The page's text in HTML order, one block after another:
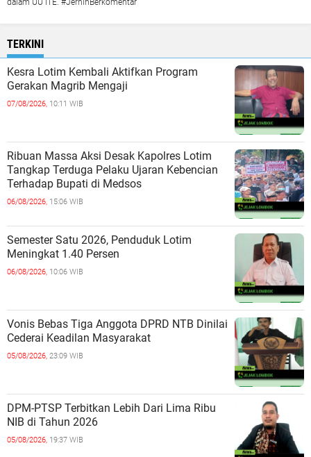
TERKINI
Kesra Lotim Kembali Aktifkan Program
Gerakan Magrib Mengaji
07/08/2026, 10:11 WIB
Ribuan Massa Aksi Desak Kapolres Lotim
Tangkap Terduga Pelaku Ujaran Kebencian
Terhadap Bupati di Medsos
06/08/2026, 15:06 WIB
Semester Satu 2026, Penduduk Lotim
Meningkat 1.40 Persen
06/08/2026, 10:06 WIB
Vonis Bebas Tiga Anggota DPRD NTB Dinilai
Cederai Keadilan Masyarakat
05/08/2026, 23:09 WIB
DPM-PTSP Terbitkan Lebih Dari Lima Ribu
NIB di Tahun 2026
05/08/2026, 19:37 WIB